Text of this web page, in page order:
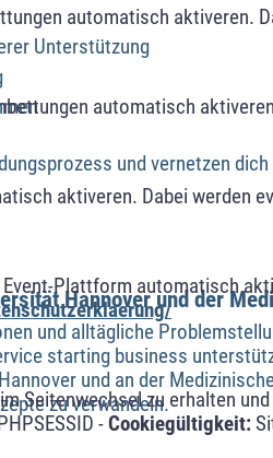
automatisch aktiveren.
automatisch
aktiveren. Dabei werden
Plattform automatisch
Seitenwechsel zu erhalten
-Cookiegültigkeit:
Unterstützung
und vernetzen
Hannover und der
und alltägliche
starting business
und an der
zu verwandeln.